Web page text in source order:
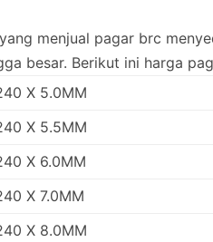
menjual pagar brc
besar. Berikut ini harga
X 5.0MM
X 5.5MM
X 6.0MM
X 7.0MM
X 8.0MM